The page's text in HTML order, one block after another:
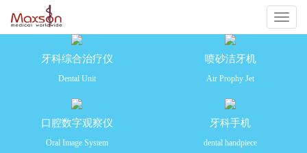
切
牙科综合治疗仪
Dental Unit
喷砂洁牙机
Air Prophy Jet
口腔数字观察仪
Oral Image System
牙科手机
dental handpiece